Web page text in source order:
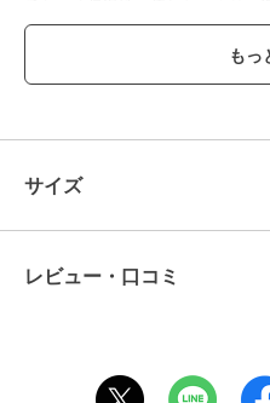
柔らかく保温性に優れたアクリル
合わせてもしっかり暖かく着られ
裾などのディテールにはリブ素材
落ち着いたカラー展開なので、お
……………………
裏地：なし
サイズ
レビュー・口コミ